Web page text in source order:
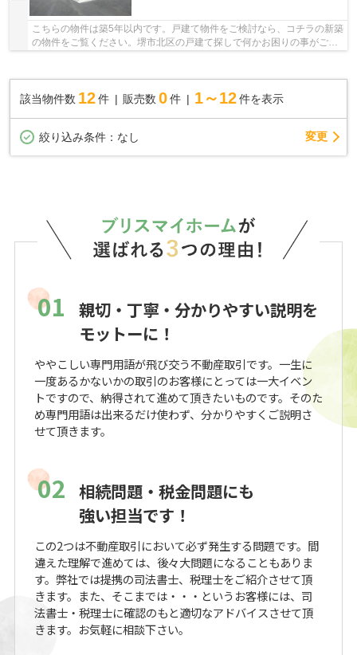
こちらの物件は築5年以内です。戸建て物件をご検討なら、コチラの新築
の物件をご覧ください。堺市北区の戸建て探しで何かお困りの事がござ
該当物件数 12件 販売数 0 件 1～12 件を表示
絞り込み条件： なし 変更
01
親切・丁寧・分かりやすい説明を
モットーに！
ややこしい専門用語が飛び交う不動産取引です。一生に
一度あるかないかの取引のお客様にとっては一大イベン
トですので、納得されて進めて頂きたいものです。そのた
め専門用語は出来るだけ使わず、分かりやすくご説明さ
せて頂きます。
02 相続問題・税金問題にも
強い担当です！
この2つは不動産取引において必ず発生する問題です。間
違えた理解で進めては、後々大問題になることもありま
す。弊社では提携の司法書士、税理士をご紹介させて頂
きます。また、そこまでは・・・というお客様には、司
法書士・税理士に確認のもと適切なアドバイスさせて頂
きます。お気軽に相談下さい。